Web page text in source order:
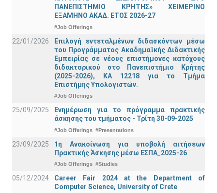
ΠΑΝΕΠΙΣΤΗΜΙΟ ΚΡΗΤΗΣ» ΧΕΙΜΕΡΙΝΟ
ΕΞΑΜΗΝΟ ΑΚΑΔ. ΕΤΟΣ 2026-27
#Job Offerings
22/01/2026
Επιλογή εντεταλμένων διδασκόντων μέσω
του Προγράμματος Ακαδημαϊκής Διδακτικής
Εμπειρίας σε νέους επιστήμονες κατόχους
διδακτορικού στο Πανεπιστήμιο Κρήτης
(2025-2026), ΚΑ 12218 για το Τμήμα
Επιστήμης Υπολογιστών.
#Job Offerings
25/09/2025
Ενημέρωση για το πρόγραμμα πρακτικής
άσκησης του τμήματος - Τρίτη 30-09-2025
#Job Offerings #Presentations
23/09/2025
1η Ανακοίνωση για υποβολή αιτήσεων
Πρακτικής Άσκησης μέσω ΕΣΠΑ_2025-26
#Job Offerings #Studies
05/12/2024
Career Fair 2024 at the Department of
Computer Science, University of Crete